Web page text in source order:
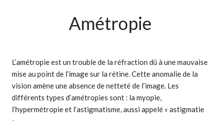
Amétropie
L’amétropie est un trouble de la réfraction dû à une mauvaise
mise au point de l’image sur la rétine. Cette anomalie de la
vision amène une absence de netteté de l’image. Les
différents types d’amétropies sont : la myopie,
l’hypermétropie et l’astigmatisme, aussi appelé « astigmatie